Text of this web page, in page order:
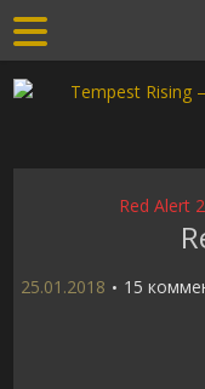
Red Alert 2
25.01.2018 15